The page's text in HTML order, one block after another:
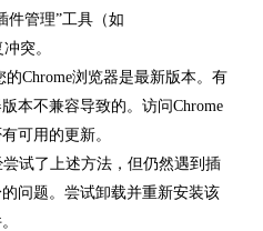
件管理”工具（如
突。
Chrome浏览器是最新版本。有
本不兼容导致的。访问Chrome
可用的更新。
试了上述方法，但仍然遇到插
问题。尝试卸载并重新安装该